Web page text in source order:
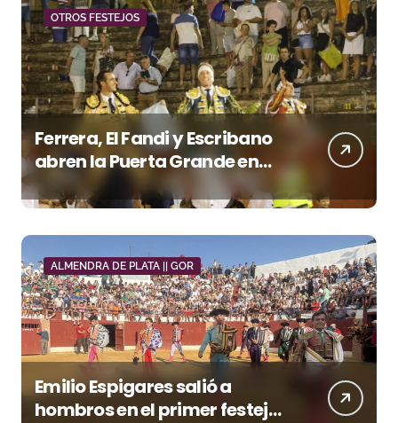
OTROS FESTEJOS
Ferrera, El Fandi y Escribano
abren la Puerta Grande en
una tarde triunfal en Azuaga
ALMENDRA DE PLATA || GOR
Emilio Espigares salió a
hombros en el primer festejo